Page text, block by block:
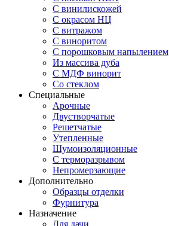
С винилискожей
С окрасом НЦ
С витражом
С виноритом
С порошковым напылением
Из массива дуба
С МДФ винорит
Со стеклом
Специальные
Арочные
Двустворчатые
Решетчатые
Утепленные
Шумоизоляционные
С терморазрывом
Непромерзающие
Дополнительно
Образцы отделки
Фурнитура
Назначение
Для дачи